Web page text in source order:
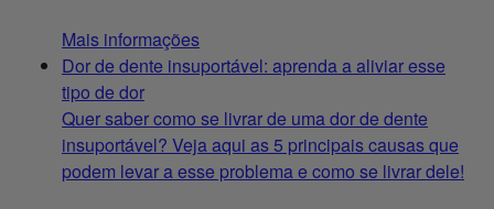
Mais informações
Dor de dente insuportável: aprenda a aliviar esse
tipo de dor
Quer saber como se livrar de uma dor de dente
insuportável? Veja aqui as 5 principais causas que
podem levar a esse problema e como se livrar dele!